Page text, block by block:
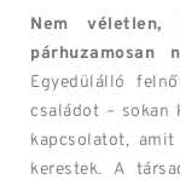
Nem véletlen,
Egyedülálló
családot – sokan
kapcsolatot,
kerestek. A